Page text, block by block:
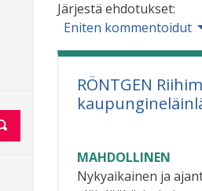
Järjestä ehdotukset:
Eniten kommentoidut
RÖNTGEN
MAHDOLLINEN
Nykyaikainen ja